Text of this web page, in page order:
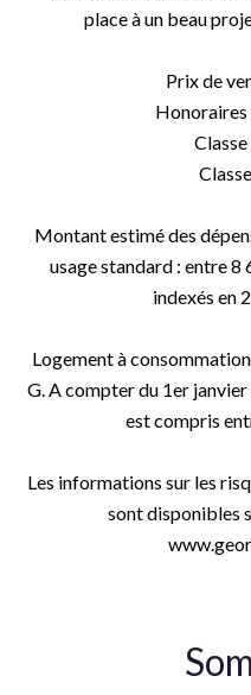
place à un beau
Prix de
Honoraires
Montant estimé des
usage standard : entre 8
indexés en
Logement à
G. A compter du 1er
est compris
Les informations sur les
sont disponibles